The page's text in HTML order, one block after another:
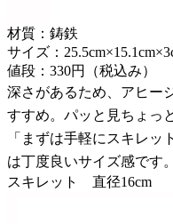
材質：鋳鉄
サイズ：
値段：330円（税込み）
深さがあるため、アヒー
すすめ。パッと見ちょっ
「まずは手軽にスキレッ
は丁度良いサイズ感です。
スキレット 直径16cm